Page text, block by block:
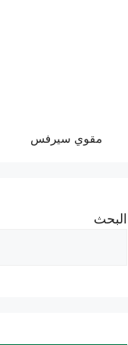
مقوي سيرفس
البحث